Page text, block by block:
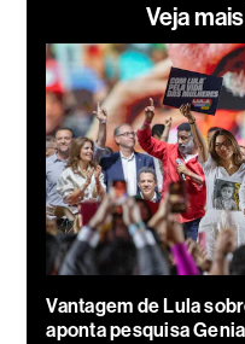
Veja
Vantagem de Lula
aponta pesquisa